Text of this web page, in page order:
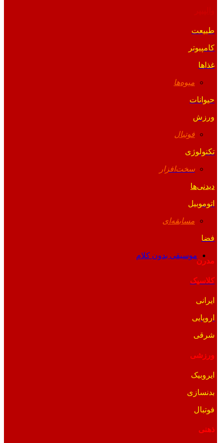
طبیعت
کامپیوتر
غذاها
میوه‌ها
حیوانات
ورزش
فوتبال
تکنولوژی
سخت‌افزار
دیدنی‌ها
اتوموبیل
مسابقه‌ای
فضا
موسیقی بدون کلام
مدرن
کلاسیک
ایرانی
اروپایی
شرقی
ورزشی
ایروبیک
بدنسازی
فوتبال
ذهنی